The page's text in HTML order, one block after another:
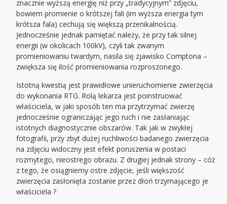
znacznie wyższą energię niż przy „tradycyjnym” zdjęciu,
bowiem promienie o krótszej fali (im wyższa energia tym
krótsza fala) cechują się większą przenikalnością.
Jednocześnie jednak pamiętać należy, że przy tak silnej
energii (w okolicach 100kV), czyli tak zwanym
promieniowaniu twardym, nasila się zjawisko Comptona –
zwiększa się ilość promieniowania rozproszonego.
Istotną kwestią jest prawidłowe unieruchomienie zwierzęcia
do wykonania RTG. Rolą lekarza jest poinstruować
właściciela, w jaki sposób ten ma przytrzymać zwierzę
jednocześnie ograniczając jego ruch i nie zasłaniając
istotnych diagnostycznie obszarów. Tak jak w zwykłej
fotografii, przy zbyt dużej ruchliwości badanego zwierzęcia
na zdjęciu widoczny jest efekt poruszenia w postaci
rozmytego, nieostrego obrazu. Z drugiej jednak strony – cóż
z tego, że osiągniemy ostre zdjęcie, jeśli większość
zwierzęcia zasłonięta zostanie przez dłoń trzymającego je
właściciela ?